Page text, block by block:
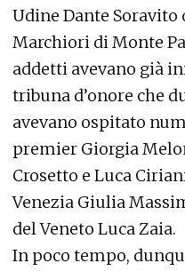
Udine Dante Soravito
Marchiori di Monte
addetti avevano già
tribuna d’onore che
avevano ospitato
premier Giorgia
Crosetto e Luca
Venezia Giulia
del Veneto Luca Zaia.
In poco tempo,